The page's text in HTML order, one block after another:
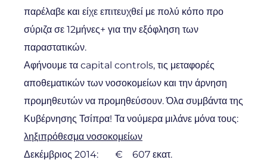
παρέλαβε και είχε επιτευχθεί με πολύ κόπο προ
σύριζα σε 12μήνες+ για την εξόφληση των
παραστατικών.
Αφήνουμε τα capital controls, τις μεταφορές
αποθεματικών των νοσοκομείων και την άρνηση
προμηθευτών να προμηθεύσουν. Όλα συμβάντα της
Κυβέρνησης Τσίπρα! Τα νούμερα μιλάνε μόνα τους:
ληξιπρόθεσμα νοσοκομείων
Δεκέμβριος 2014: € 607 εκατ.